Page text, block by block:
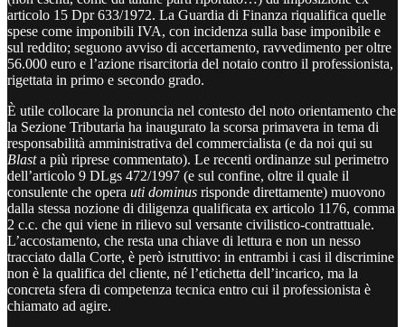
articolo 15 Dpr 633/1972. La Guardia di Finanza riqualifica quelle
spese come imponibili IVA, con incidenza sulla base imponibile e
sul reddito; seguono avviso di accertamento, ravvedimento per oltre
56.000 euro e l’azione risarcitoria del notaio contro il professionista,
rigettata in primo e secondo grado.
È utile collocare la pronuncia nel contesto del noto orientamento che
la Sezione Tributaria ha inaugurato la scorsa primavera in tema di
responsabilità amministrativa del commercialista (e da noi qui su
Blasta più riprese commentato). Le recenti ordinanze sul perimetro
dell’articolo 9 DLgs 472/1997 (e sul confine, oltre il quale il
consulente che opera uti dominus risponde direttamente) muovono
dalla stessa nozione di diligenza qualificata ex articolo 1176, comma
2 c.c. che qui viene in rilievo sul versante civilistico-contrattuale.
L’accostamento, che resta una chiave di lettura e non un nesso
tracciato dalla Corte, è però istruttivo: in entrambi i casi il discrimine
non è la qualifica del cliente, né l’etichetta dell’incarico, ma la
concreta sfera di competenza tecnica entro cui il professionista è
chiamato ad agire.